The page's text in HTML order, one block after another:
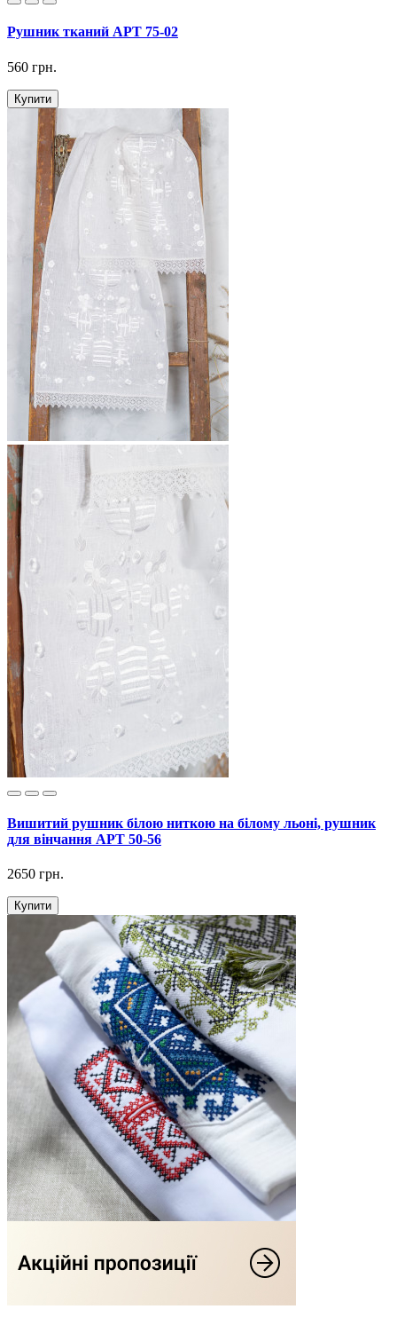
Рушник тканий АРТ 75-02
560 грн.
Купити
Вишитий рушник білою ниткою на білому льоні, рушник
для вінчання АРТ 50-56
2650 грн.
Купити